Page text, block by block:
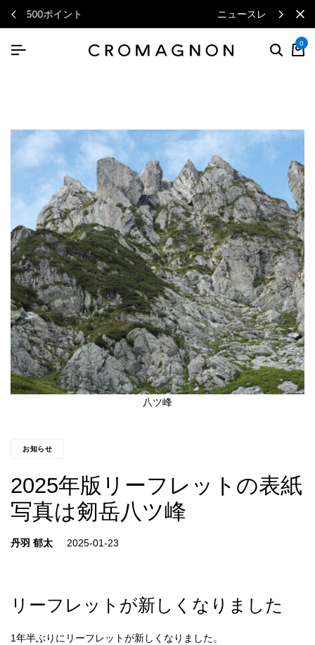
ニュースレターで毎月500円クーポン
0
八ツ峰
お知らせ
2025年版リーフレットの表紙
写真は剱岳八ツ峰
丹羽 郁太
リーフレットが新しくなりました
1年半ぶりにリーフレットが新しくなりました。